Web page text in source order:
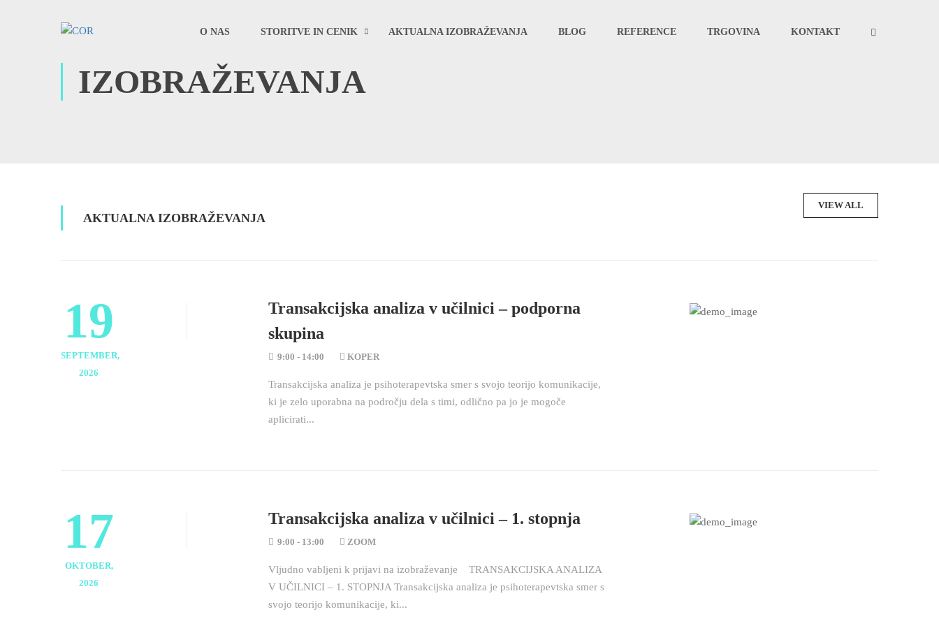
O NAS STORITVE IN CENIK AKTUALNA IZOBRAŽEVANJA BLOG REFERENCE TRGOVINA KONTAKT
IZOBRAŽEVANJA
AKTUALNA IZOBRAŽEVANJA
VIEW ALL
19
SEPTEMBER,
2026
Transakcijska analiza v učilnici – podporna
skupina
9:00 - 14:00 KOPER
Transakcijska analiza je psihoterapevtska smer s svojo teorijo komunikacije,
ki je zelo uporabna na področju dela s timi, odlično pa jo je mogoče
aplicirati...
17
OKTOBER,
2026
Transakcijska analiza v učilnici – 1. stopnja
9:00 - 13:00 ZOOM
Vljudno vabljeni k prijavi na izobraževanje TRANSAKCIJSKA ANALIZA
V UČILNICI – 1. STOPNJA Transakcijska analiza je psihoterapevtska smer s
svojo teorijo komunikacije, ki...